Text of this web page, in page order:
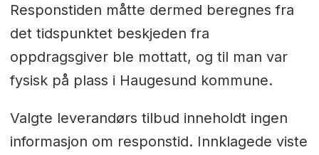
Responstiden måtte dermed beregnes fra
det tidspunktet beskjeden fra
oppdragsgiver ble mottatt, og til man var
fysisk på plass i Haugesund kommune.
Valgte leverandørs tilbud inneholdt ingen
informasjon om responstid. Innklagede viste